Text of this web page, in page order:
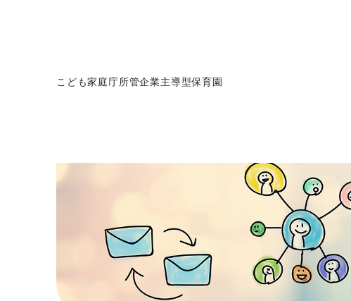
こども家庭庁所管企業主導型保育園